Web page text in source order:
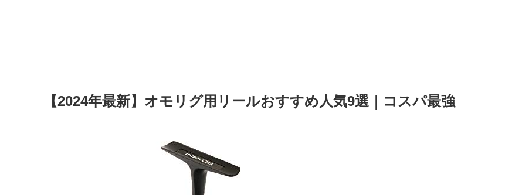
【2024年最新】オモリグ用リールおすすめ人気9選｜コスパ最強